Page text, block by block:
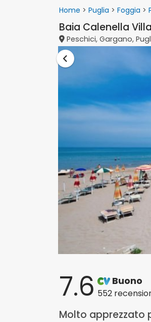
Home > Puglia > Foggia >
Baia Calenella
Peschici, Gargano,
Vai alla lista
7.6 Buono
552
Molto apprezzato